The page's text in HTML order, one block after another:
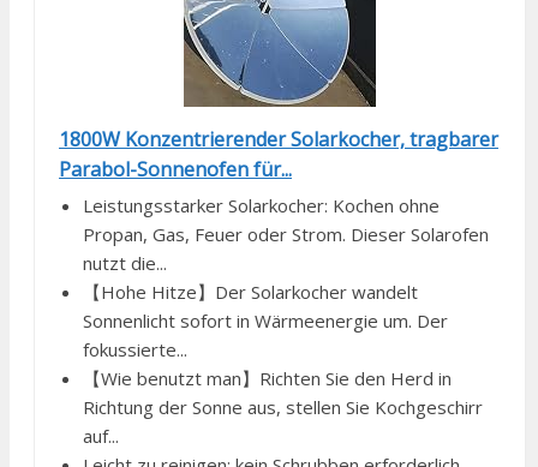
1800W Konzentrierender Solarkocher, tragbarer
Parabol-Sonnenofen für...
Leistungsstarker Solarkocher: Kochen ohne
Propan, Gas, Feuer oder Strom. Dieser Solarofen
nutzt die...
【Hohe Hitze】Der Solarkocher wandelt
Sonnenlicht sofort in Wärmeenergie um. Der
fokussierte...
【Wie benutzt man】Richten Sie den Herd in
Richtung der Sonne aus, stellen Sie Kochgeschirr
auf...